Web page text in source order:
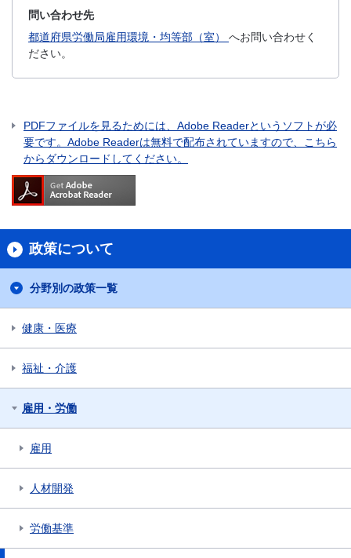
問い合わせ先
都道府県労働局雇用環境・均等部（室） へお問い合わせく
ださい。
PDFファイルを見るためには、Adobe Readerというソフトが必
要です。Adobe Readerは無料で配布されていますので、こちら
からダウンロードしてください。
政策について
分野別の政策一覧
健康・医療
福祉・介護
雇用・労働
雇用
人材開発
労働基準